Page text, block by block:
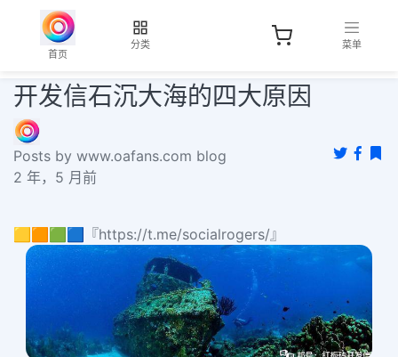
首页
分类 菜单
开发信石沉大海的四大原因
Posts by www.oafans.com blog
2 年，5 月前
🟨🟧🟩🟦『https://t.me/socialrogers/』